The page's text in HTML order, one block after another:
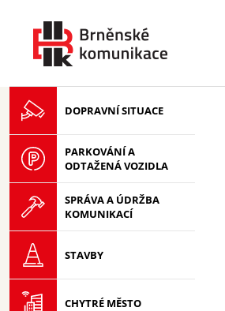
DOPRAVNÍ SITUACE
PARKOVÁNÍ A
ODTAŽENÁ VOZIDLA
SPRÁVA A ÚDRŽBA
KOMUNIKACÍ
STAVBY
CHYTRÉ MĚSTO